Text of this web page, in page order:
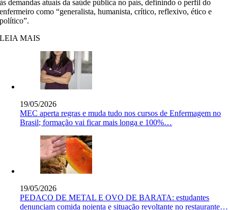
às demandas atuais da saúde pública no país, definindo o perfil do
enfermeiro como “generalista, humanista, crítico, reflexivo, ético e
político”.
LEIA MAIS
19/05/2026
MEC aperta regras e muda tudo nos cursos de Enfermagem no
Brasil; formação vai ficar mais longa e 100%…
19/05/2026
PEDAÇO DE METAL E OVO DE BARATA: estudantes
denunciam comida nojenta e situação revoltante no restaurante…